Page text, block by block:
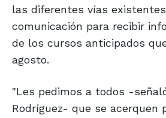
las diferentes vías
comunicación para recibir
de los cursos anticipados
agosto.
"Les pedimos a todos -
Rodríguez- que se acerquen